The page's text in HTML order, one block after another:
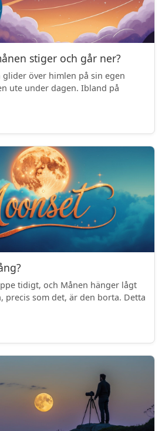
stiger och går ner?
glider över himlen på sin egen
ute under dagen. Ibland på
tidigt, och Månen hänger lågt
precis som det, är den borta. Detta